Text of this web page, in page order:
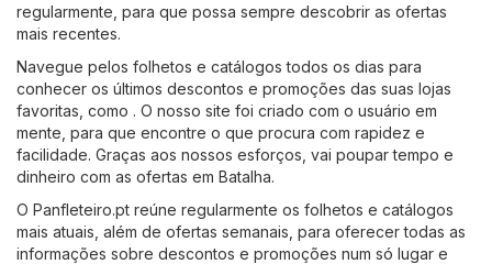
regularmente, para que possa sempre descobrir as ofertas
mais recentes.
Navegue pelos folhetos e catálogos todos os dias para
conhecer os últimos descontos e promoções das suas lojas
favoritas, como . O nosso site foi criado com o usuário em
mente, para que encontre o que procura com rapidez e
facilidade. Graças aos nossos esforços, vai poupar tempo e
dinheiro com as ofertas em Batalha.
O Panfleteiro.pt reúne regularmente os folhetos e catálogos
mais atuais, além de ofertas semanais, para oferecer todas as
informações sobre descontos e promoções num só lugar e